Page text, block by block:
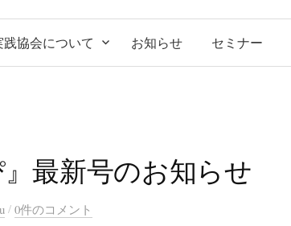
協会について お知らせ セミナー
最新号のお知らせ
/ 0件のコメント